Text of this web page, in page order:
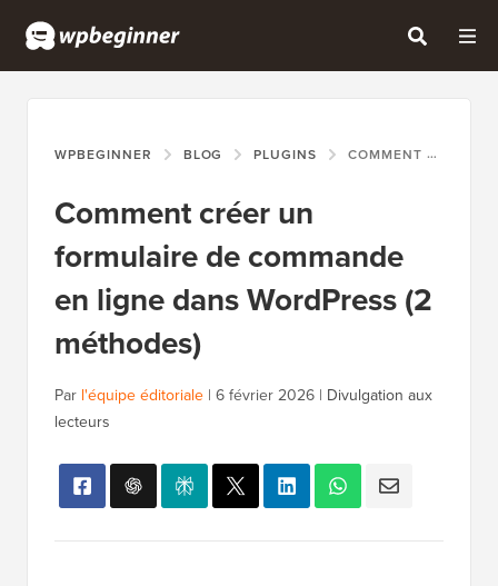
WPBEGINNER BLOG PLUGINS COMMENT CRÉER UN FORMULAIRE DE COMMANDE EN LIGNE DANS WORDPRESS (2 MÉTHODES)
Comment créer un
formulaire de commande
en ligne dans WordPress (2
méthodes)
Par l'équipe éditoriale | 6 février 2026 | Divulgation aux
lecteurs